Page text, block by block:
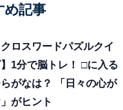
め記事
クロスワードパズルクイ
】1分で脳トレ！ □に入る
がなは？ 「日々の心が
がヒント